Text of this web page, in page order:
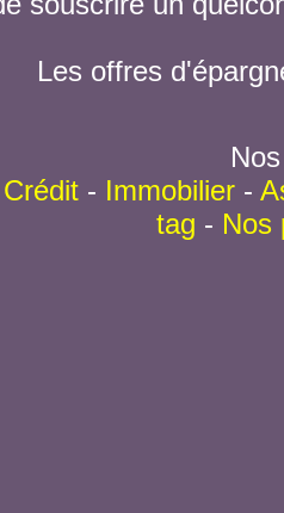
Les offres
Crédit- Immobilier-
tag - Nos